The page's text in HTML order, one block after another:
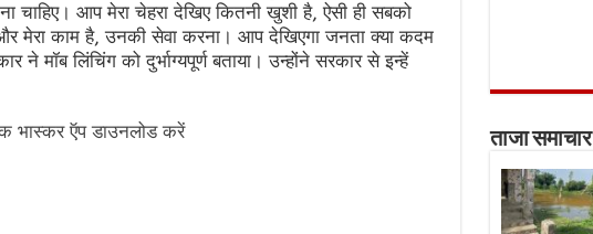
चाहिए। आप मेरा चेहरा देखिए कितनी खुशी है, ऐसी ही सबको
मेरा काम है, उनकी सेवा करना। आप देखिएगा जनता क्या कदम
ने मॉब लिंचिंग को दुर्भाग्यपूर्ण बताया। उन्होंने सरकार से इन्हें
भास्कर ऍप डाउनलोड करें ताजा समाचार